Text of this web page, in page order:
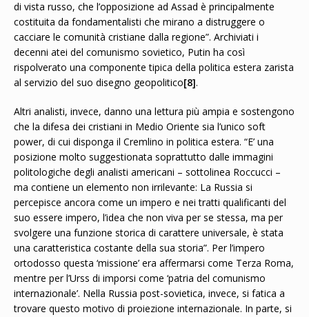
di vista russo, che l’opposizione ad Assad è principalmente
costituita da fondamentalisti che mirano a distruggere o
cacciare le comunità cristiane dalla regione”. Archiviati i
decenni atei del comunismo sovietico, Putin ha così
rispolverato una componente tipica della politica estera zarista
al servizio del suo disegno geopolitico[8].
Altri analisti, invece, danno una lettura più ampia e sostengono
che la difesa dei cristiani in Medio Oriente sia l’unico soft
power, di cui disponga il Cremlino in politica estera. “E’ una
posizione molto suggestionata soprattutto dalle immagini
politologiche degli analisti americani – sottolinea Roccucci –
ma contiene un elemento non irrilevante: La Russia si
percepisce ancora come un impero e nei tratti qualificanti del
suo essere impero, l’idea che non viva per se stessa, ma per
svolgere una funzione storica di carattere universale, è stata
una caratteristica costante della sua storia”. Per l’impero
ortodosso questa ‘missione’ era affermarsi come Terza Roma,
mentre per l’Urss di imporsi come ‘patria del comunismo
internazionale’. Nella Russia post-sovietica, invece, si fatica a
trovare questo motivo di proiezione internazionale. In parte, si